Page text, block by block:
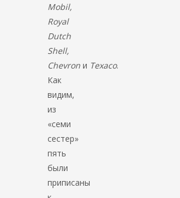
Mobil,
Royal
Dutch
Shell,
Chevron и Texaco.
Как
видим,
из
«семи
сестер»
пять
были
приписаны